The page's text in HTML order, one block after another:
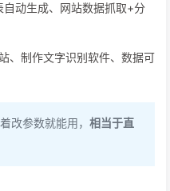
自动生成、网站数据抓取+分
、制作文字识别软件、数据可
改参数就能用， 相当于直